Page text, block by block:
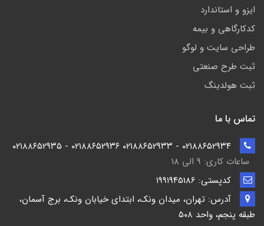
ایزو و استاندارد
کدکارگاهی و بیمه
طراحی سایت و لوگو
ثبت طرح صنعتی
ثبت هولدینگ
تماس با ما
ساعات کاری: ۹ الی ۱۸
کدپستی: ۱۹۹۱۹۴5186
آدرس: تهران، میدان ونک، ابتدای خیابان ونک، برج آسمان،
طبقه پنجم، واحد ۵۰۸